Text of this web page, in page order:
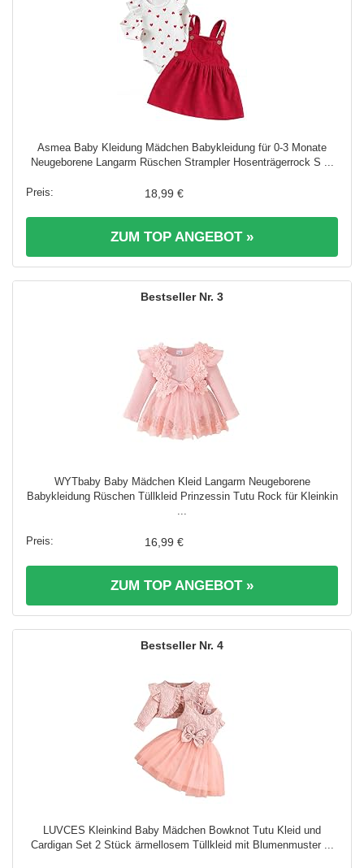
Asmea Baby Kleidung Mädchen Babykleidung für 0-3 Monate
Neugeborene Langarm Rüschen Strampler Hosenträgerrock S ...
18,99 €
ZUM TOP ANGEBOT »
3
WYTbaby Baby Mädchen Kleid Langarm Neugeborene
Babykleidung Rüschen Tüllkleid Prinzessin Tutu Rock für Kleinkin
16,99 €
ZUM TOP ANGEBOT »
4
LUVCES Kleinkind Baby Mädchen Bowknot Tutu Kleid und
Cardigan Set 2 Stück ärmellosem Tüllkleid mit Blumenmuster ...